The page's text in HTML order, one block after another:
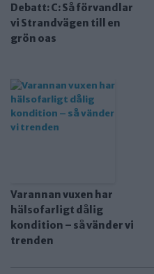
Debatt: C: Så förvandlar
vi Strandvägen till en
grön oas
Varannan vuxen har
hälsofarligt dålig
kondition – så vänder vi
trenden